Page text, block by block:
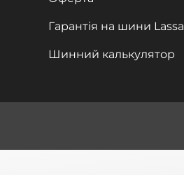
Гарантія на шини Lassa
Шинний калькулятор